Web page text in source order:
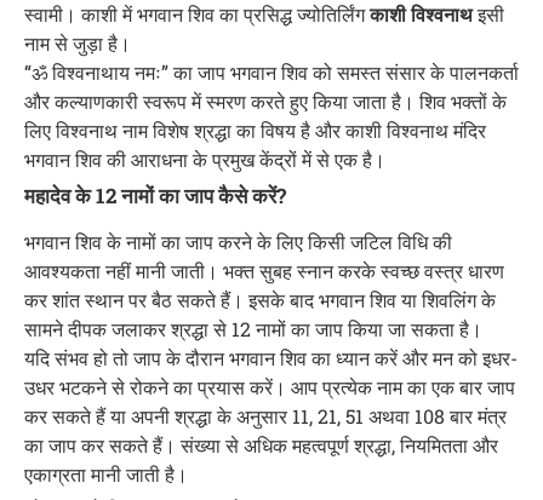
स्वामी। काशी में भगवान शिव का प्रसिद्ध ज्योतिर्लिंगकाशी विश्वनाथइसी
नाम से जुड़ा है।
“ॐ विश्वनाथाय नमः” का जाप भगवान शिव को समस्त संसार के पालनकर्ता
और कल्याणकारी स्वरूप में स्मरण करते हुए किया जाता है। शिव भक्तों के
लिए विश्वनाथ नाम विशेष श्रद्धा का विषय है और काशी विश्वनाथ मंदिर
भगवान शिव की आराधना के प्रमुख केंद्रों में से एक है।
महादेव के 12 नामों का जाप कैसे करें?
भगवान शिव के नामों का जाप करने के लिए किसी जटिल विधि की
आवश्यकता नहीं मानी जाती। भक्त सुबह स्नान करके स्वच्छ वस्त्र धारण
कर शांत स्थान पर बैठ सकते हैं। इसके बाद भगवान शिव या शिवलिंग के
सामने दीपक जलाकर श्रद्धा से 12 नामों का जाप किया जा सकता है।
यदि संभव हो तो जाप के दौरान भगवान शिव का ध्यान करें और मन को इधर-
उधर भटकने से रोकने का प्रयास करें। आप प्रत्येक नाम का एक बार जाप
कर सकते हैं या अपनी श्रद्धा के अनुसार 11, 21, 51 अथवा 108 बार मंत्र
का जाप कर सकते हैं। संख्या से अधिक महत्वपूर्ण श्रद्धा, नियमितता और
एकाग्रता मानी जाती है।